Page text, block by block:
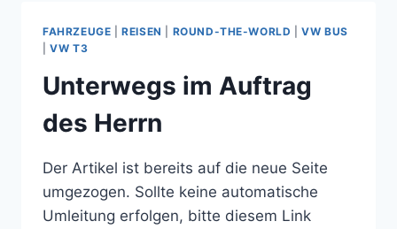
WINTERHOFF
ANTISCHLINGERKUPPLUNG
FAHRZEUGE |REISEN ROUND-THE-WORLD |VW BUS
|VW T3
Unterwegs im Auftrag
des Herrn
Der Artikel ist bereits auf die neue Seite
umgezogen. Sollte keine automatische
Umleitung erfolgen, bitte diesem Link